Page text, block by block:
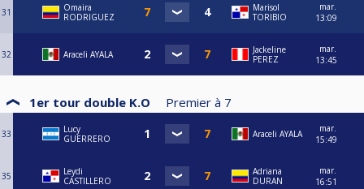
31
Omaira
RODRIGUEZ
Marisol
TORIBIO
mar.
13:09
32 Araceli AYALA
Jackeline
PEREZ
mar.
13:45
1er tour double K.O Premier à 7
33
Lucy
GUERRERO
Araceli AYALA
mar.
15:49
35
Leydi
CASTILLERO
Adriana
DURAN
mar.
16:51